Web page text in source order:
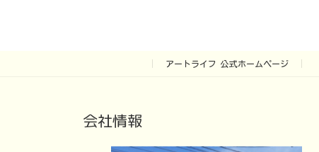
アートライフ 公式ホームページ
会社情報